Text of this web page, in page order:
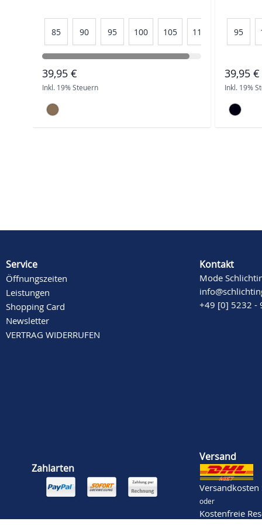
85 90 95 100 105 110
39,95 €
Inkl. 19% Steuern
95
39,95 €
Inkl. 19%
Service
Öffnungszeiten
Leistungen
Shopping Card
Newsletter
VERTRAG WIDERRUFEN
Kontakt
Mode
+49 [0] 5232 -
Zahlarten
Versand
oder
Kostenfreie